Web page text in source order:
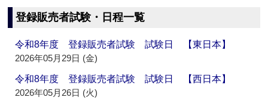
登録販売者試験・日程一覧
令和8年度 登録販売者試験 試験日 【東日本】
2026年05月29日 (金)
令和8年度 登録販売者試験 試験日 【西日本】
2026年05月26日 (火)